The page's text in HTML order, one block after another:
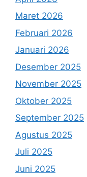
Maret 2026
Februari 2026
Januari 2026
Desember 2025
November 2025
Oktober 2025
September 2025
Agustus 2025
Juli 2025
Juni 2025